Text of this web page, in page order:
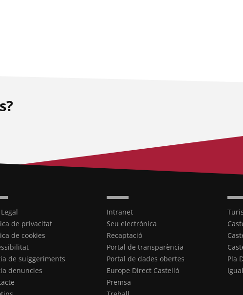
de privacitat
de cookies
de suiggeriments
denuncies
Intranet
Seu electrònica
Recaptació
Portal de transparència
Portal de dades obertes
Europe Direct Castelló
Premsa
Pla